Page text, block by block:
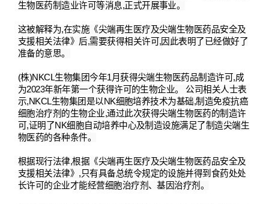
生物 医药制造业许可等消息,正式开展事业。
这被解释为,在实施《尖端再生 医疗及尖端生物 医药品安全及
支援相关法律》后,需要获得相关许可,因此表明了已经做好了
准备的意思。
(株)NKCL生物集 团今年1月获得尖端生物 医药品制造许可,成
为2023年新年第一个获得许可的生物企业。 公司相关人士表
示,NKCL生物集团是以 NK细胞培养技术为基础,制造免疫抗癌
细胞治疗剂 的生物企业,通过此次获得尖端生物 医药的制造许
可,证明了NK细胞自动培养中心及制造设施满足了制造尖端生
物医药的各种条件。
根据现行法律,根据《尖端再生 医疗及尖端生物 医药品安全及
支援相关法律》 ,只有具备总统令规定的设施并得到食药处处
长许可的企业才能经营细胞治疗剂 、基因治疗剂 。